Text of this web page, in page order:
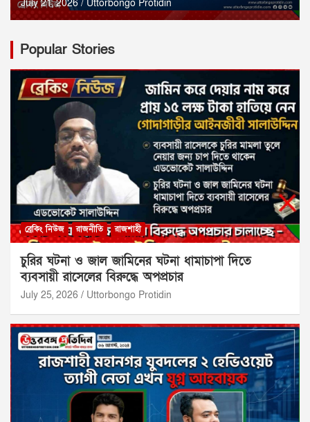
July 21, 2026 Uttorbongo Protidin
Popular Stories
ব্রেকিং নিউজ রাজনীতি রাজশাহী
চুরির ঘটনা ও জাল জামিনের ঘটনা ধামাচাপা দিতে
ব্যবসায়ী রাসেলের বিরুদ্ধে অপপ্রচার
July 25, 2026 Uttorbongo Protidin